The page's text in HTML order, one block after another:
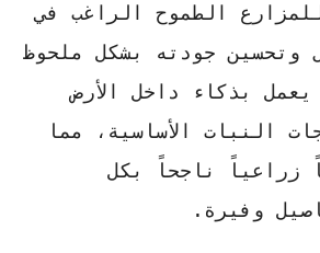
الطموح الراغب في
وتحسين جودته بشكل ملحوظ
بذكاء داخل الأرض
النبات الأساسية، مما
زراعياً ناجحاً بكل
وفيرة.